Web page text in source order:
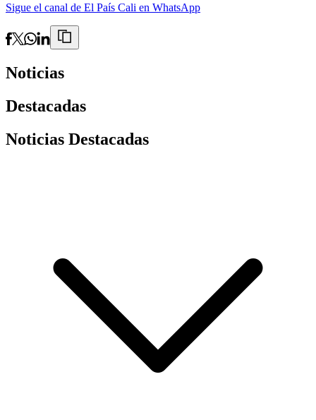
Sigue el canal de El País Cali en WhatsApp
Noticias
Destacadas
Noticias Destacadas